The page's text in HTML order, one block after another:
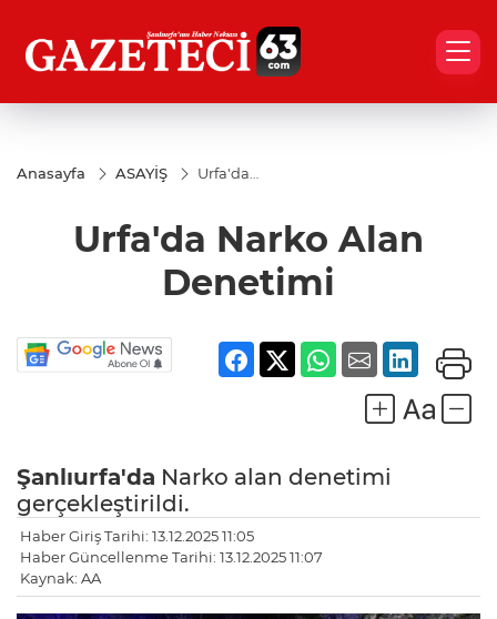
Anasayfa ASAYİŞ
Urfa'da
Denetimi
Urfa'da Narko Alan
Denetimi
Şanlıurfa'da Narko alan denetimi
gerçekleştirildi.
Haber Giriş Tarihi: 13.12.2025 11:05
Haber Güncellenme Tarihi: 13.12.2025 11:07
Kaynak: AA